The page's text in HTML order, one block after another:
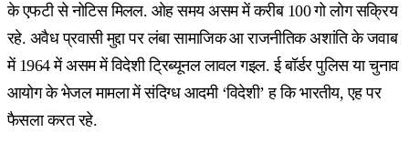
के एफटी से नोटिस मिलल. ओह समय असम में करीब 100 गो लोग सक्रिय
रहे. अवैध प्रवासी मुद्दा पर लंबा सामाजिक आ राजनीतिक अशांति के जवाब
में 1964 में असम में विदेशी ट्रिब्यूनल लावल गइल. ई बॉर्डर पुलिस या चुनाव
आयोग के भेजल मामला में संदिग्ध आदमी ‘विदेशी’ ह कि भारतीय, एह पर
फैसला करत रहे.